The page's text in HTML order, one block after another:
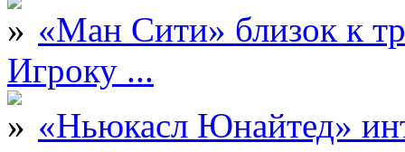
«Ман Сити» близок к
Игроку ...
«Ньюкасл Юнайтед»